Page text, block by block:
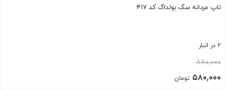
تاپ مردانه سگ بولداگ کد ۴۱۷
۲ در انبار
۸۸۰,۰۰۰قیمت
اصلی:۵۸۰,۰۰۰ تومان